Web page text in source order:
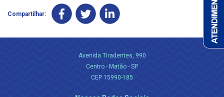
Compartilhar:
Avenida Tiradentes, 990
Centro - Matão - SP
CEP 15990-185